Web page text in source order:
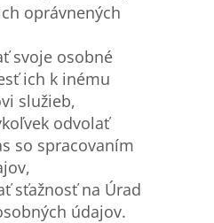
oprávnených
svoje osobné
ich k inému
služieb,
odvolať
so spracovaním
sťažnosť na Úrad
údajov.